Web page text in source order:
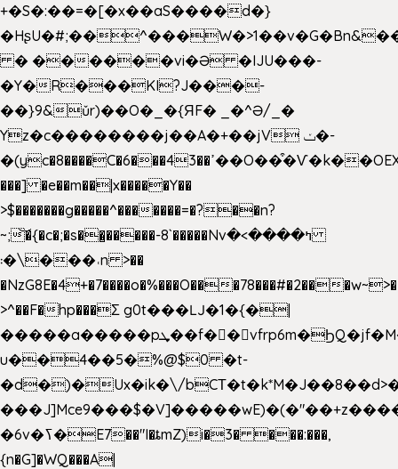
+�S�:��=�[�x��aS����d�}
� ������vi�Ə �IJU���-
�Y�R���KI?J���-
��}9&ǔr)��O�_�{ЯF� _�^Ə/_�
Yz�c��������j��A�+��jV ݖ�-
�(yc�8����C�6���43��ߴ��O��͒�Ѵ�k��OEX�2�,�)�t��@���aw����;�׷o�_��2�sy��.�=W�n��߃�{4��ߑ��i�8V6v4W�9��s���g�
���] �e��m��|x�����Y��
>$�������g�����^�������=�?��n?
~;͝�{�c�;�s��̺�����-8`�����Nvߤ����>�
��\�܃�˓n >��
�NzG8E�4+�7����o�%���O���78���#�2��
>^��F�hp���Σ g0t���Ǉ�1�{�|
�����a�����pܜ��f��vfrp6m�ϦQ�jf�M����J:�x��-?
u��4��5�%@$0 �t-
�d�)�Ux�ik�\/
���J]Mce9���$�V]�����wE)�(�"��+z���
�6v�ߖ�E7��"I�ȶmZ)i�3� ���:���,
{n�G]�WQ���A|